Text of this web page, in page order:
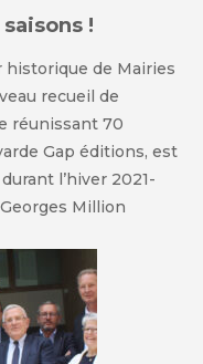
!
historique de Mairies
recueil de
réunissant 70
Gap éditions, est
l’hiver 2021-
Million